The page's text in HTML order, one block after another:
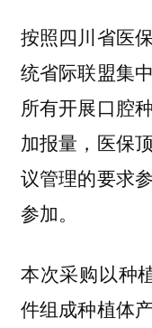
按照四川省医
统省际联盟集
所有开展口腔
加报量，医保
议管理的要求
参加。
本次采购以种
件组成种植体